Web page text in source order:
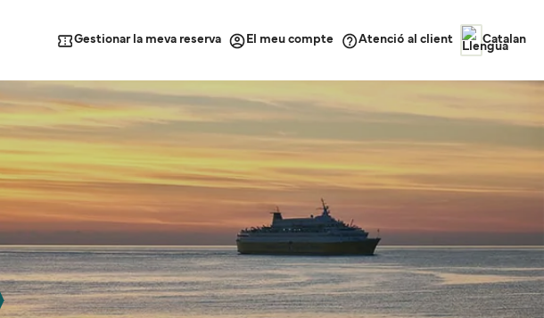
Gestionar la meva reserva El meu compte Atenció al client Catalan